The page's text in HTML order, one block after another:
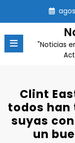
contenido
"Noticias
Clint
todos han
suyas
un